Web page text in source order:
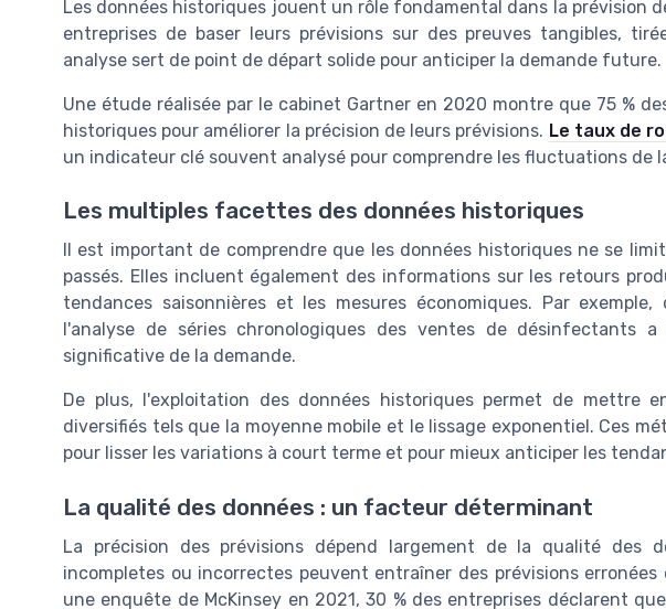
Les données historiques jouent un rôle fondamental dans la prévision
entreprises de baser leurs prévisions sur des preuves tangibles,
analyse sert de point de départ solide pour anticiper la demande future.
Une étude réalisée par le cabinet Gartner en 2020 montre que 75 %
historiques pour améliorer la précision de leurs prévisions. Le taux de
un indicateur clé souvent analysé pour comprendre les fluctuations de
Les multiples facettes des données historiques
Il est important de comprendre que les données historiques ne se
passés. Elles incluent également des informations sur les retours
tendances saisonnières et les mesures économiques. Par exemple,
l'analyse de séries chronologiques des ventes de désinfectants
significative de la demande.
De plus, l'exploitation des données historiques permet de mettre
diversifiés tels que la moyenne mobile et le lissage exponentiel. Ces
pour lisser les variations à court terme et pour mieux anticiper les
La qualité des données : un facteur déterminant
La précision des prévisions dépend largement de la qualité des
incompletes ou incorrectes peuvent entraîner des prévisions erronées
une enquête de McKinsey en 2021, 30 % des entreprises déclarent